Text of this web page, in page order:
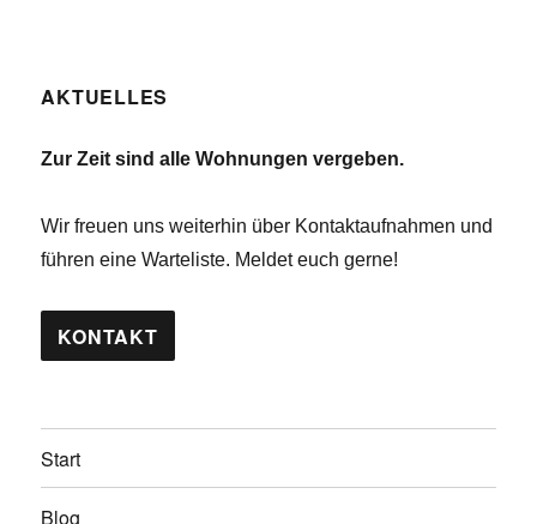
AKTUELLES
Zur Zeit sind alle Wohnungen vergeben.
Wir freuen uns weiterhin über Kontaktaufnahmen und
führen eine Warteliste. Meldet euch gerne!
KONTAKT
Start
Blog